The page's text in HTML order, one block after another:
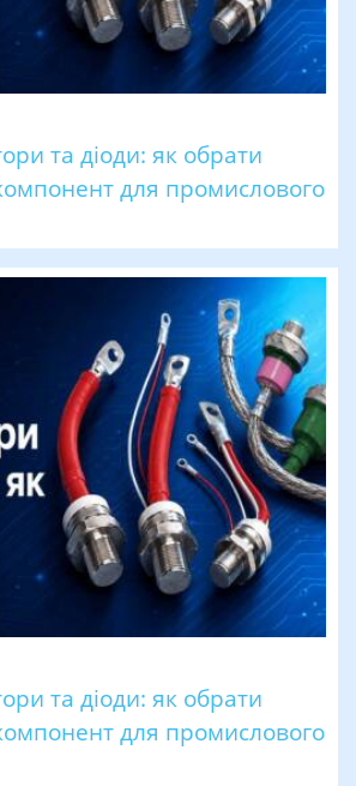
та діоди: як обрати
для промислового
та діоди: як обрати
для промислового